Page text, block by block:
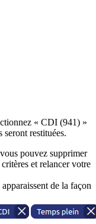
« CDI (941) »
restituées.
pouvez supprimer
et relancer votre
de la façon